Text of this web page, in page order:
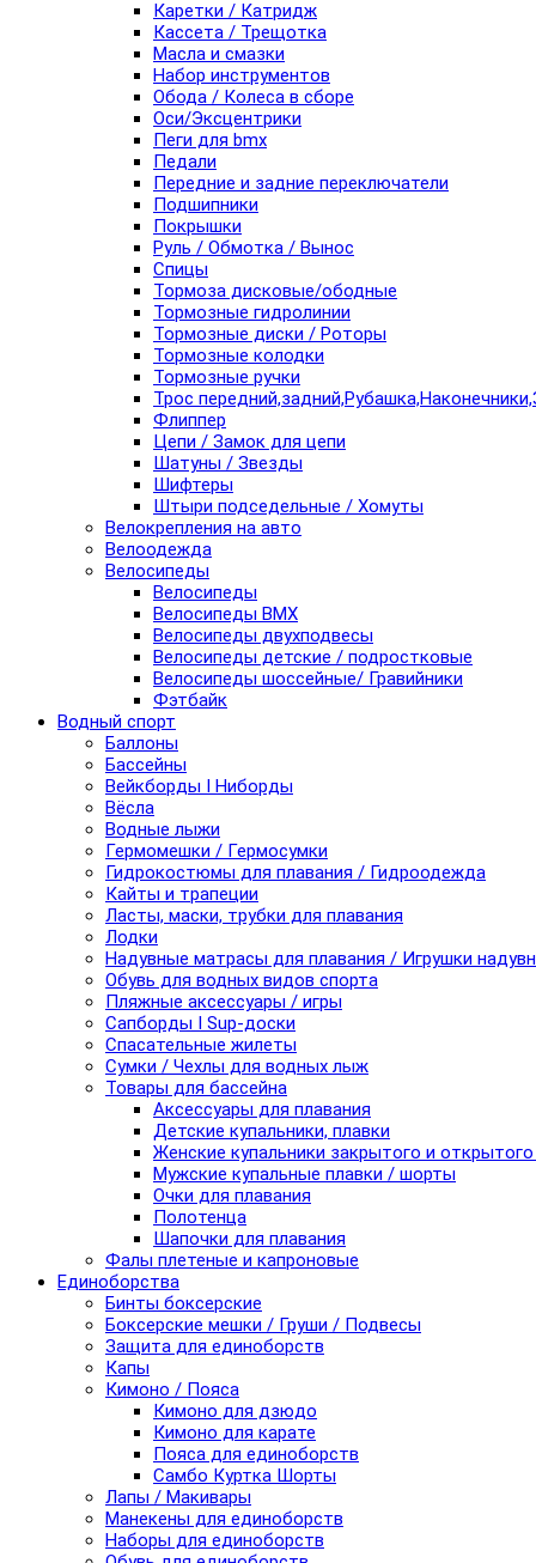
Каретки / Катридж
Кассета / Трещотка
Масла и смазки
Набор инструментов
Обода / Колеса в сборе
Оси/Эксцентрики
Пеги для bmx
Педали
Передние и задние переключатели
Подшипники
Покрышки
Руль / Обмотка / Вынос
Спицы
Тормоза дисковые/ободные
Тормозные гидролинии
Тормозные диски / Роторы
Тормозные колодки
Тормозные ручки
Трос
Флиппер
Цепи / Замок для цепи
Шатуны / Звезды
Шифтеры
Штыри подседельные / Хомуты
Велокрепления на авто
Велоодежда
Велосипеды
Велосипеды
Велосипеды BMX
Велосипеды двухподвесы
Велосипеды детские / подростковые
Велосипеды шоссейные/ Гравийники
Фэтбайк
Водный спорт
Баллоны
Бассейны
Вейкборды I Ниборды
Вёсла
Водные лыжи
Гермомешки / Гермосумки
Гидрокостюмы для плавания / Гидроодежда
Кайты и трапеции
Ласты, маски, трубки для плавания
Лодки
Надувные матрасы для плавания / Игрушки
Обувь для водных видов спорта
Пляжные аксессуары / игры
Сапборды I Sup-доски
Спасательные жилеты
Сумки / Чехлы для водных лыж
Товары для бассейна
Аксессуары для плавания
Детские купальники, плавки
Женские купальники закрытого и
Мужские купальные плавки / шорты
Очки для плавания
Полотенца
Шапочки для плавания
Фалы плетеные и капроновые
Единоборства
Бинты боксерские
Боксерские мешки / Груши / Подвесы
Защита для единоборств
Капы
Кимоно / Пояса
Кимоно для дзюдо
Кимоно для карате
Пояса для единоборств
Самбо Куртка Шорты
Лапы / Макивары
Манекены для единоборств
Наборы для единоборств